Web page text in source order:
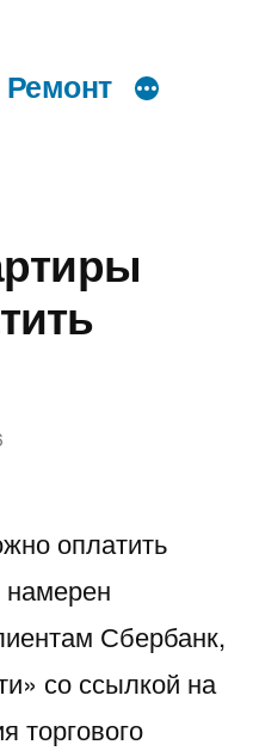
Ремонт
оплатить
Сбербанк,
со ссылкой на
торгового